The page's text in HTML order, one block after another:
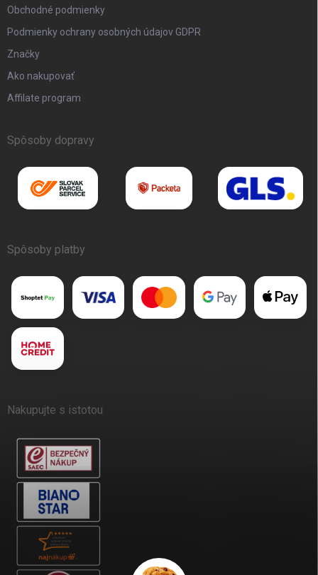
Obchodné podmienky
Podmienky ochrany osobných údajov GDPR
Značky
Ako nakupovať
Affilate program
Spôsoby dopravy
Spôsoby platby
Nakupujte s istotou